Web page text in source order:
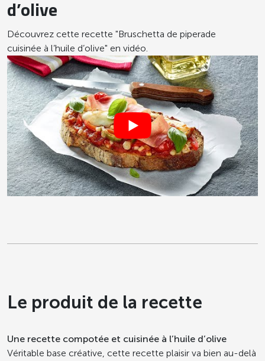
d’olive
Découvrez cette recette "Bruschetta de piperade
cuisinée à l’huile d’olive" en vidéo.
Le produit de la recette
Une recette compotée et cuisinée à l’huile d’olive
Véritable base créative, cette recette plaisir va bien au-delà